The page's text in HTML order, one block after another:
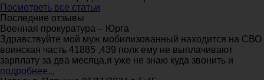
Посмотреть все статьи
Последние отзывы
Военная прокуратура – Юрга
Здравствуйте мой муж мобилизованный находится на СВО
воинская часть 41885 ,439 полк ему не выплачивают
зарплату за два месяца,я уже не знаю куда звонить и
подробнее...